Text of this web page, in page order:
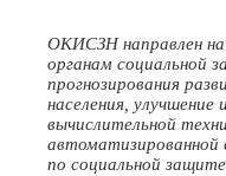
ОКИСЗН направлен
органам социальной
прогнозирования
населения, улучшение
вычислительной
по социальной защите